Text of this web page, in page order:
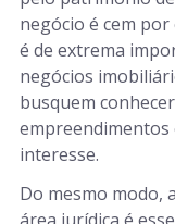
negócio é cem
é de extrema
negócios
busquem
empreendimentos
interesse.
Do mesmo modo,